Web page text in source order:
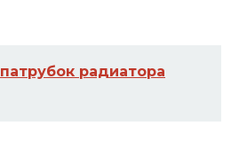
патрубок радиатора